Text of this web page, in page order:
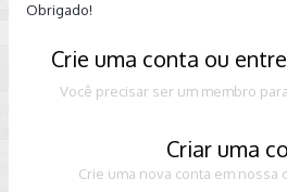
Obrigado!
Crie uma conta ou
Você precisar ser um membro
Criar uma
Crie uma nova conta em nossa